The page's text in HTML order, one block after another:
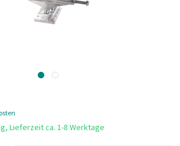
Lieferzeit ca. 1-8 Werktage